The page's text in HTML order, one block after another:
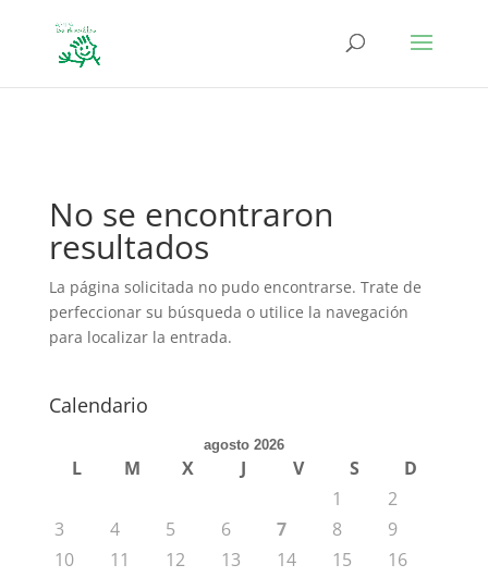
No se encontraron
resultados
La página solicitada no pudo encontrarse. Trate de
perfeccionar su búsqueda o utilice la navegación
para localizar la entrada.
Calendario
agosto 2026
L M X J V S
D
1
2
3
4 5 6 7 8
9
10
11 12 13 14 15
16